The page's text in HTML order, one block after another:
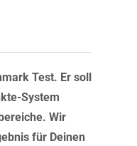
Test. Er soll
System
Wir
für Deinen